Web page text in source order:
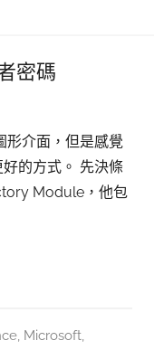
密碼
形介面，但是感覺
的方式。 先決條
Module，他包
, Microsoft,